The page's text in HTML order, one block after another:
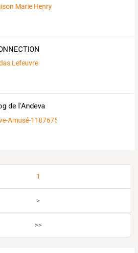
Marie Henry
Lefeuvre
de l'Andeva
Amusé-1107675
1
>
>>